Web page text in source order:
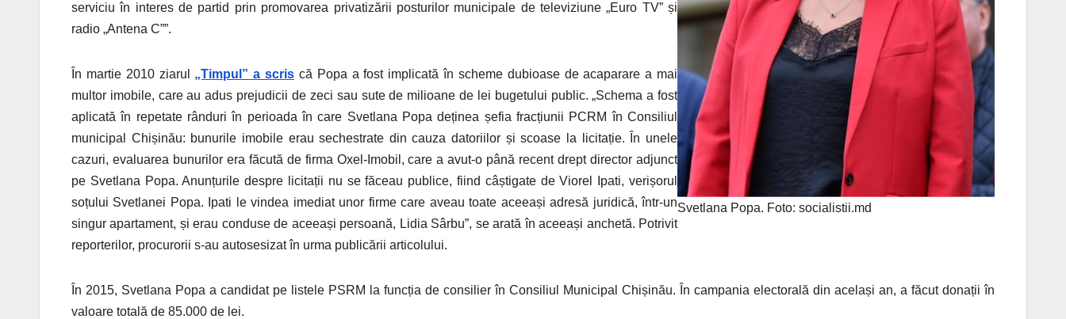
Svetlana Popa. Foto: socialistii.md
serviciu în interes de partid prin promovarea privatizării posturilor municipale de televiziune „Euro TV” și
radio „Antena C””.
În martie 2010 ziarul „Timpul” a scris că Popa a fost implicată în scheme dubioase de acaparare a mai
multor imobile, care au adus prejudicii de zeci sau sute de milioane de lei bugetului public. „Schema a fost
aplicată în repetate rânduri în perioada în care Svetlana Popa deținea șefia fracțiunii PCRM în Consiliul
municipal Chișinău: bunurile imobile erau sechestrate din cauza datoriilor și scoase la licitație. În unele
cazuri, evaluarea bunurilor era făcută de firma Oxel-Imobil, care a avut-o până recent drept director adjunct
pe Svetlana Popa. Anunțurile despre licitații nu se făceau publice, fiind câștigate de Viorel Ipati, verișorul
soțului Svetlanei Popa. Ipati le vindea imediat unor firme care aveau toate aceeași adresă juridică, într-un
singur apartament, și erau conduse de aceeași persoană, Lidia Sârbu”, se arată în aceeași anchetă. Potrivit
reporterilor, procurorii s-au autosesizat în urma publicării articolului.
În 2015, Svetlana Popa a candidat pe listele PSRM la funcția de consilier în Consiliul Municipal Chișinău. În campania electorală din același an, a făcut donații în
valoare totală de 85.000 de lei.